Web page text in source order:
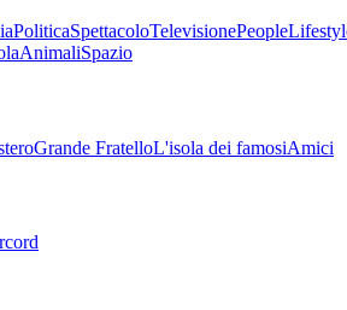
PoliticaSpettacoloTelevisionePeople
AnimaliSpazio
Grande FratelloL'isola dei famosiAmici